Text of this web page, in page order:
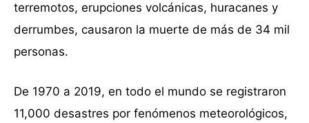
terremotos, erupciones volcánicas, huracanes y
derrumbes, causaron la muerte de más de 34 mil
personas.
De 1970 a 2019, en todo el mundo se registraron
11,000 desastres por fenómenos meteorológicos,